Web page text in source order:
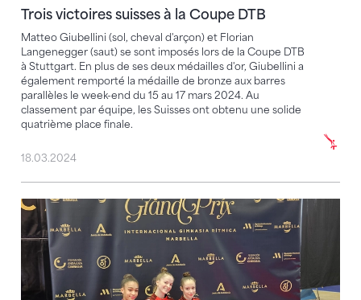
Trois victoires suisses à la Coupe DTB
Matteo Giubellini (sol, cheval d'arçon) et Florian
Langenegger (saut) se sont imposés lors de la Coupe DTB
à Stuttgart. En plus de ses deux médailles d'or, Giubellini a
également remporté la médaille de bronze aux barres
parallèles le week-end du 15 au 17 mars 2024. Au
classement par équipe, les Suisses ont obtenu une solide
quatrième place finale.
18.03.2024
13e place pour Demierre lors de sa première à un